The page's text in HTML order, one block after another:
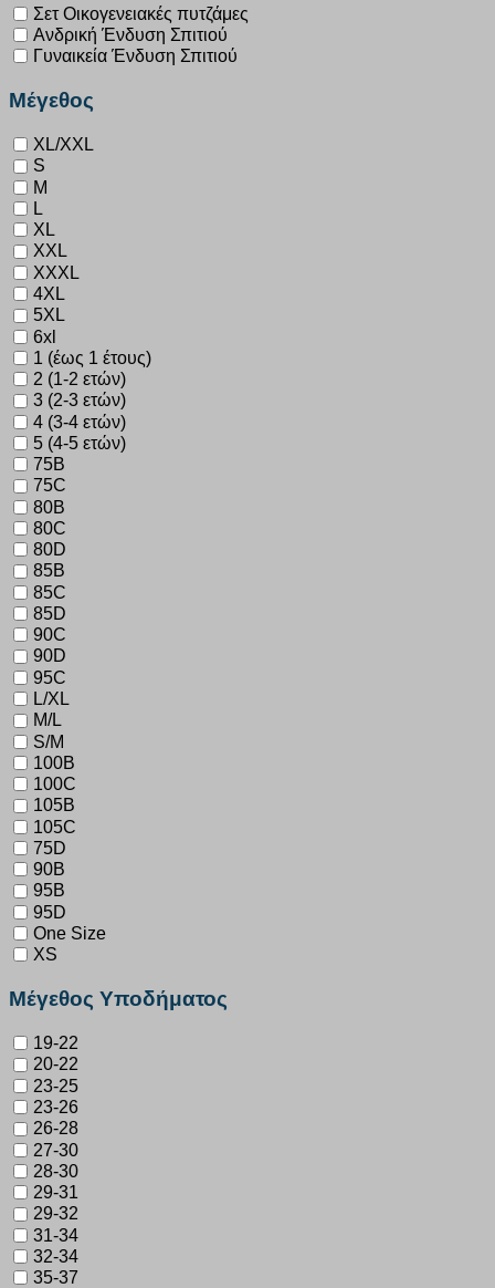
Σετ Οικογενειακές πυτζάμες
Ανδρική Ένδυση Σπιτιού
Γυναικεία Ένδυση Σπιτιού
Μέγεθος
XL/XXL
S
M
L
XL
XXL
XXXL
4XL
5XL
6xl
1 (έως 1 έτους)
2 (1-2 ετών)
3 (2-3 ετών)
4 (3-4 ετών)
5 (4-5 ετών)
75B
75C
80B
80C
80D
85B
85C
85D
90C
90D
95C
L/XL
M/L
S/M
100B
100C
105B
105C
75D
90B
95B
95D
One Size
XS
Μέγεθος Υποδήματος
19-22
20-22
23-25
23-26
26-28
27-30
28-30
29-31
29-32
31-34
32-34
35-37